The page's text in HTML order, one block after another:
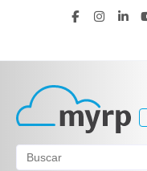
Search
for: